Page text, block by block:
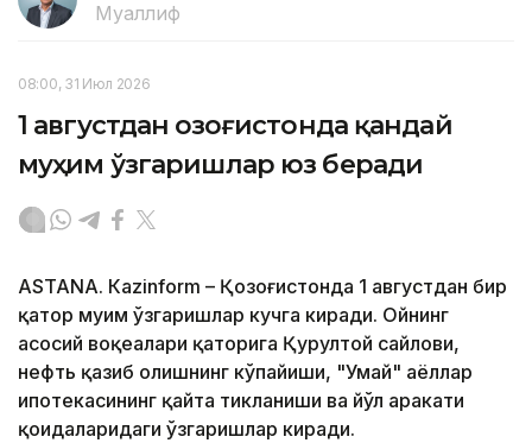
Муаллиф
08:00, 31 Июл 2026
1 августдан Қозоғистонда қандай
муҳим ўзгаришлар юз беради
ASTANА. Кazinform – Қозоғистонда 1 августдан бир
қатор муҳим ўзгаришлар кучга киради. Ойнинг
асосий воқеалари қаторига Қурултой сайлови,
нефть қазиб олишнинг кўпайиши, "Умай" аёллар
ипотекасининг қайта тикланиши ва йўл ҳаракати
қоидаларидаги ўзгаришлар киради.